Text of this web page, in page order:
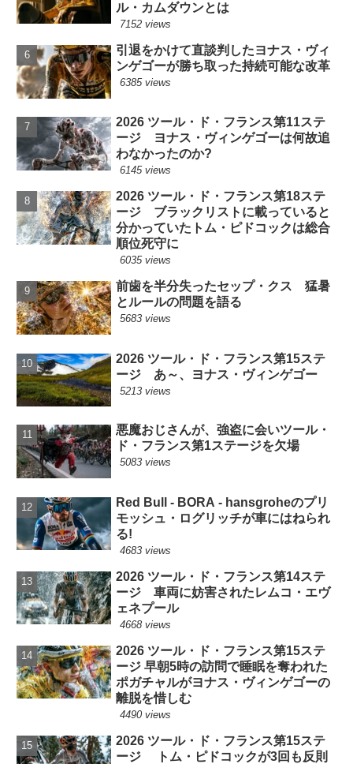
ル・カムダウンとは
7152 views
引退をかけて直談判したヨナス・ヴィ
ンゲゴーが勝ち取った持続可能な改革
6385 views
2026 ツール・ド・フランス第11ステ
ージ ヨナス・ヴィンゲゴーは何故追
わなかったのか?
6145 views
2026 ツール・ド・フランス第18ステ
ージ ブラックリストに載っていると
分かっていたトム・ピドコックは総合
順位死守に
6035 views
前歯を半分失ったセップ・クス 猛暑
とルールの問題を語る
5683 views
2026 ツール・ド・フランス第15ステ
ージ あ～、ヨナス・ヴィンゲゴー
5213 views
悪魔おじさんが、強盗に会いツール・
ド・フランス第1ステージを欠場
5083 views
Red Bull - BORA - hansgroheのプリ
モッシュ・ログリッチが車にはねられ
る!
4683 views
2026 ツール・ド・フランス第14ステ
ージ 車両に妨害されたレムコ・エヴ
ェネプール
4668 views
2026 ツール・ド・フランス第15ステ
ージ 早朝5時の訪問で睡眠を奪われた
ポガチャルがヨナス・ヴィンゲゴーの
離脱を惜しむ
4490 views
2026 ツール・ド・フランス第15ステ
ージ トム・ピドコックが3回も反則